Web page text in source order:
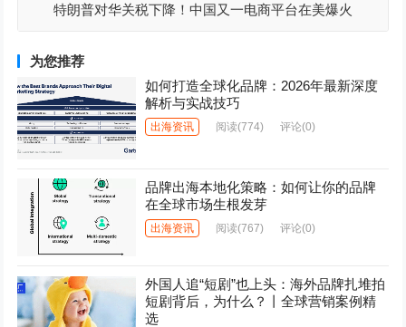
特朗普对华关税下降！中国又一电商平台在美爆火
为您推荐
如何打造全球化品牌：2026年最新深度
解析与实战技巧
出海资讯 阅读(774) 评论(0)
品牌出海本地化策略：如何让你的品牌
在全球市场生根发芽
出海资讯 阅读(767) 评论(0)
外国人追“短剧”也上头：海外品牌扎堆拍
短剧背后，为什么？丨全球营销案例精
选